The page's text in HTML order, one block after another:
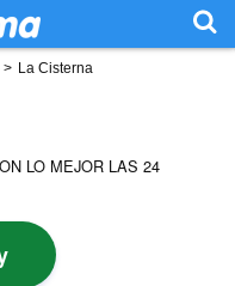
> La Cisterna
LO MEJOR LAS 24